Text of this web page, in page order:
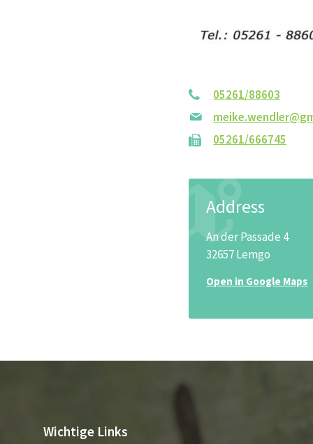
05261/88603
05261/666745
Address
An der Passade 4
32657 Lemgo
Open in Google Maps
Wichtige Links